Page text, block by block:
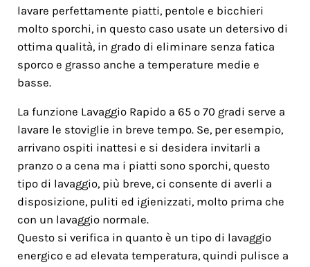
lavare perfettamente piatti, pentole e bicchieri
molto sporchi, in questo caso usate un detersivo di
ottima qualità, in grado di eliminare senza fatica
sporco e grasso anche a temperature medie e
basse.
La funzione Lavaggio Rapido a 65 o 70 gradi serve a
lavare le stoviglie in breve tempo. Se, per esempio,
arrivano ospiti inattesi e si desidera invitarli a
pranzo o a cena ma i piatti sono sporchi, questo
tipo di lavaggio, più breve, ci consente di averli a
disposizione, puliti ed igienizzati, molto prima che
con un lavaggio normale.
Questo si verifica in quanto è un tipo di lavaggio
energico e ad elevata temperatura, quindi pulisce a